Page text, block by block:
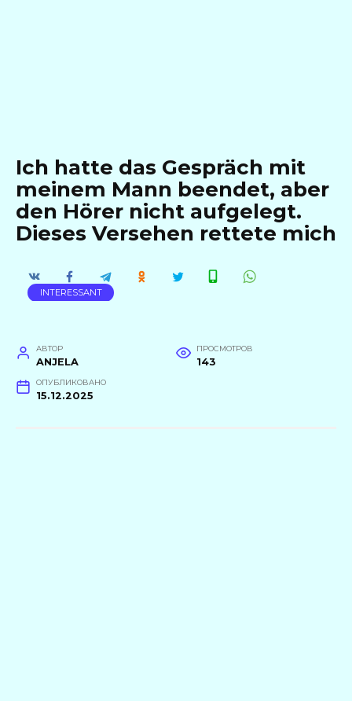
Ich hatte das Gespräch mit
meinem Mann beendet, aber
den Hörer nicht aufgelegt.
Dieses Versehen rettete mich
INTERESSANT
АВТОР
ANJELA
ПРОСМОТРОВ
143
ОПУБЛИКОВАНО
15.12.2025